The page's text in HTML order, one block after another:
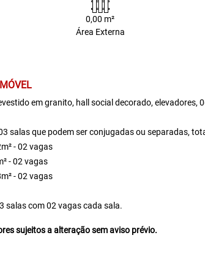
0,00 m²
Área Externa
em granito, hall social decorado, elevadores,
salas que podem ser conjugadas ou separadas,
- 02 vagas
- 02 vagas
- 02 vagas
salas com 02 vagas cada sala.
sujeitos a alteração sem aviso prévio.